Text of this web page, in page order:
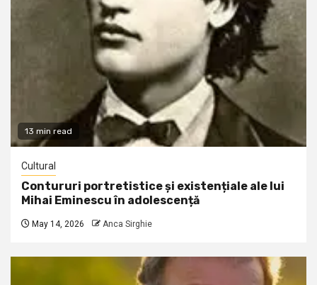
13 min read
Cultural
Contururi portretistice și existențiale ale lui
Mihai Eminescu în adolescență
May 14, 2026 Anca Sirghie